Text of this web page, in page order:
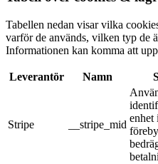
Tabellen nedan visar vilka
varför de används, vilken typ de
Informationen kan komma att
Leverantör Namn
Stripe __stripe_mid
enhet